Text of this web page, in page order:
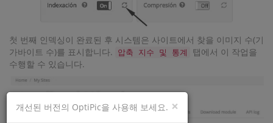
첫 번째 인덱싱이 완료된 후 시스템은 사이트에서 찾을 이미지 수(기
가바이트 수)를 표시합니다.
압축 지수 및 통계
탭에서 이 작업을
수행할 수 있습니다.
×
개선된 버전의 OptiPic을 사용해 보세요.